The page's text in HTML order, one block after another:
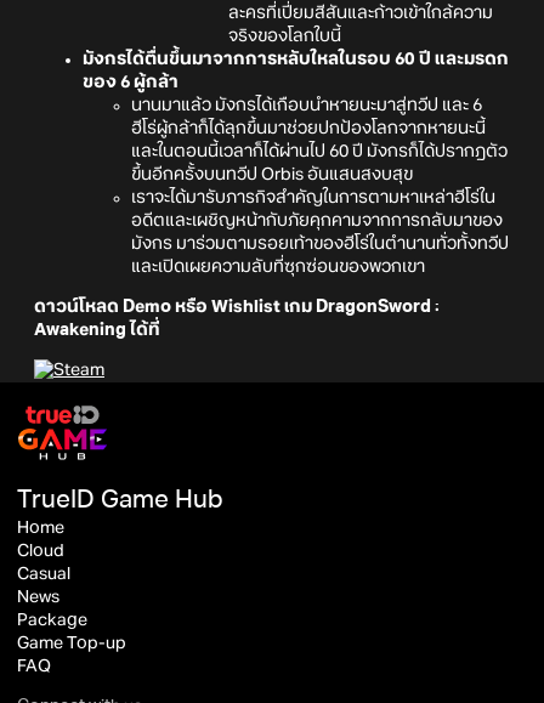
ละครที่เปี่ยมสีสันและก้าวเข้าใกล้ความ
จริงของโลกใบนี้
มังกรได้ตื่นขึ้นมาจากการหลับใหลในรอบ 60 ปี และมรดก
ของ 6 ผู้กล้า
นานมาแล้ว มังกรได้เกือบนำหายนะมาสู่ทวีป และ 6
ฮีโร่ผู้กล้าก็ได้ลุกขึ้นมาช่วยปกป้องโลกจากหายนะนี้
และในตอนนี้เวลาก็ได้ผ่านไป 60 ปี มังกรก็ได้ปรากฎตัว
ขึ้นอีกครั้งบนทวีป Orbis อันแสนสงบสุข
เราจะได้มารับภารกิจสำคัญในการตามหาเหล่าฮีโร่ใน
อดีตและเผชิญหน้ากับภัยคุกคามจากการกลับมาของ
มังกร มาร่วมตามรอยเท้าของฮีโร่ในตำนานทั่วทั้งทวีป
และเปิดเผยความลับที่ซุกซ่อนของพวกเขา
ดาวน์โหลด Demo หรือ Wishlist เกม DragonSword :
Awakening ได้ที่
TrueID Game Hub
Home
Cloud
Casual
News
Package
Game Top-up
FAQ